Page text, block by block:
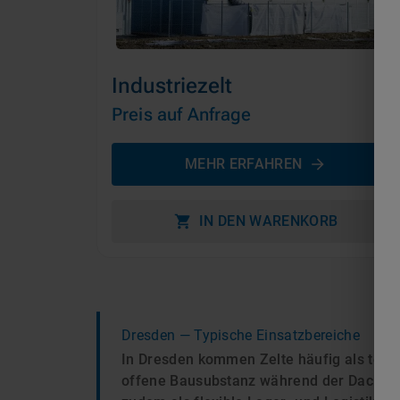
Industriezelt
Preis auf Anfrage
MEHR ERFAHREN
IN DEN WARENKORB
Dresden — Typische Einsatzbereiche
In Dresden kommen Zelte häufig als
offene Bausubstanz während der